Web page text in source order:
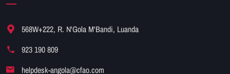
568W+222, R. N'Gola M'Bandi, Luanda
923 190 809
helpdesk-angola@cfao.com